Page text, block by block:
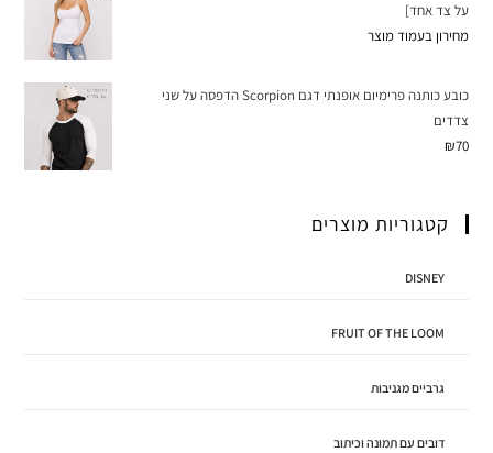
על צד אחד]
מחירון בעמוד מוצר
כובע כותנה פרימיום אופנתי דגם Scorpion הדפסה על שני
צדדים
₪70
קטגוריות מוצרים
DISNEY
FRUIT OF THE LOOM
גרביים מגניבות
דובים עם תמונה וכיתוב